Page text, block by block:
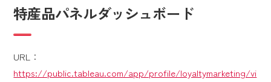
特産品パネルダッシュボード
URL：
https://public.tableau.com/app/profile/loyaltymarketing/vi